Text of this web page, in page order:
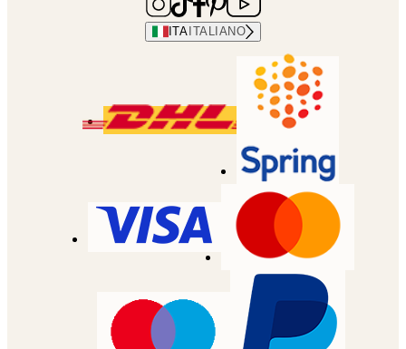
ITA ITALIANO